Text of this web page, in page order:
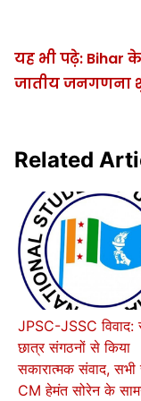
यह भी पढ़े: Bihar
जातीय जनगणना
Related
JPSC-JSSC विवाद:
छात्र संगठनों से किया
सकारात्मक संवाद,
CM हेमंत सोरेन के